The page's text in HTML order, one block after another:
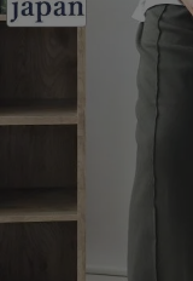
オーガニック素材
マタニティ
体型別におすすめパジ
お支払い・送料・配送